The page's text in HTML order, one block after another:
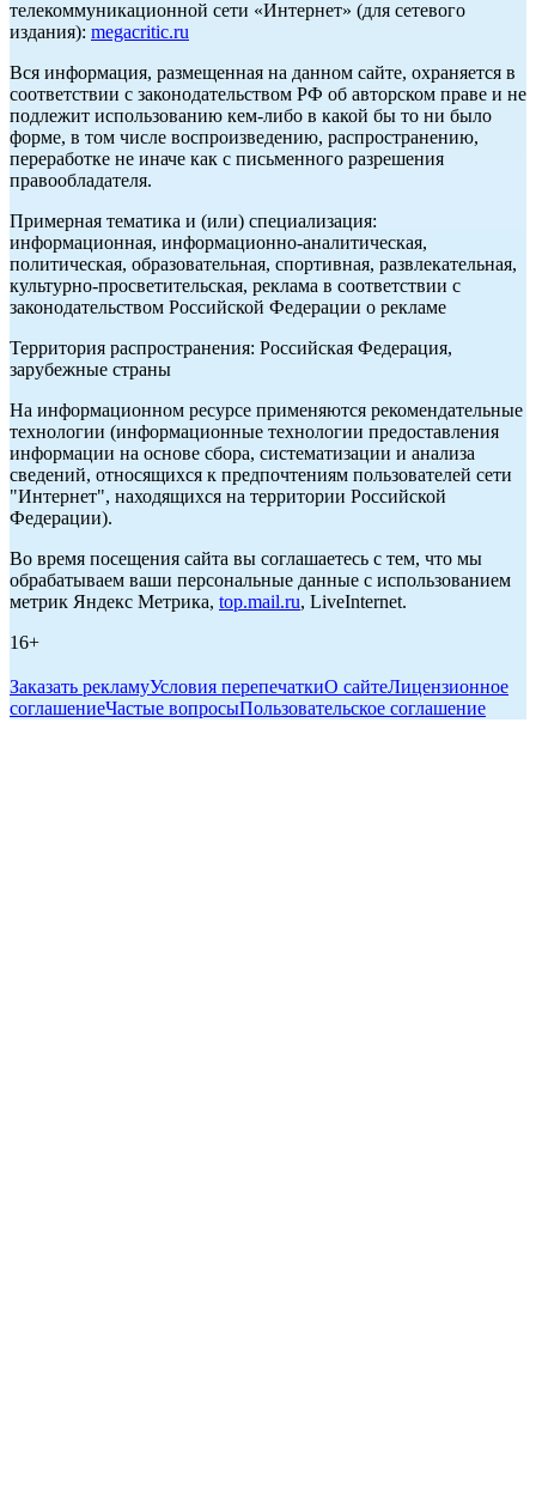
телекоммуникационной сети «Интернет» (для сетевого
издания): megacritic.ru
Вся информация, размещенная на данном сайте, охраняется в
соответствии с законодательством РФ об авторском праве и не
подлежит использованию кем-либо в какой бы то ни было
форме, в том числе воспроизведению, распространению,
переработке не иначе как с письменного разрешения
правообладателя.
Примерная тематика и (или) специализация:
информационная, информационно-аналитическая,
политическая, образовательная, спортивная, развлекательная,
культурно-просветительская, реклама в соответствии с
законодательством Российской Федерации о рекламе
Территория распространения: Российская Федерация,
зарубежные страны
На информационном ресурсе применяются рекомендательные
технологии (информационные технологии предоставления
информации на основе сбора, систематизации и анализа
сведений, относящихся к предпочтениям пользователей сети
"Интернет", находящихся на территории Российской
Федерации).
Во время посещения сайта вы соглашаетесь с тем, что мы
обрабатываем ваши персональные данные с использованием
метрик Яндекс Метрика, top.mail.ru, LiveInternet.
16+
Заказать рекламуУсловия перепечаткиО сайтеЛицензионное
соглашениеЧастые вопросыПользовательское соглашение